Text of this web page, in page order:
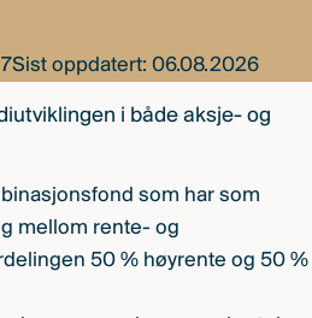
i både aksje- og
som har som
mellom rente- og
50 % høyrente og 50 %
Sist oppdatert: 06.08.2026